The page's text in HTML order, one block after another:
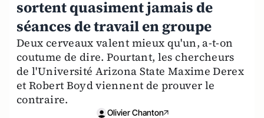
sortent quasiment jamais de
séances de travail en groupe
Deux cerveaux valent mieux qu'un, a-t-on
coutume de dire. Pourtant, les chercheurs
de l'Université Arizona State Maxime Derex
et Robert Boyd viennent de prouver le
contraire.
Olivier Chanton